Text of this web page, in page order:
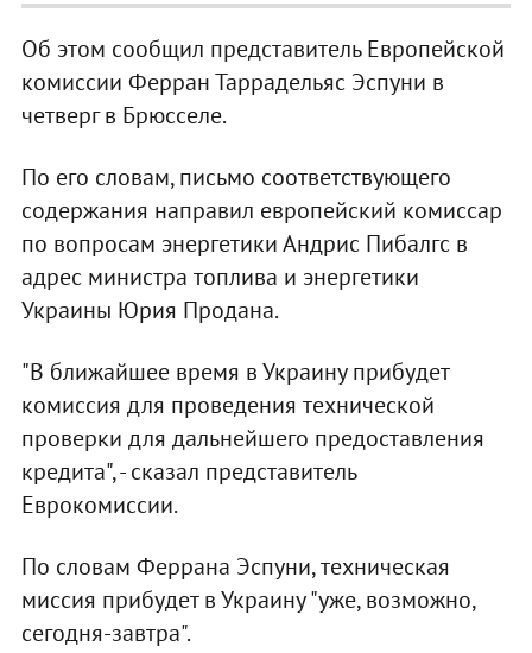
Об этом сообщил представитель Европейской
комиссии Ферран Таррадельяс Эспуни в
четверг в Брюсселе.
По его словам, письмо соответствующего
содержания направил европейский комиссар
по вопросам энергетики Андрис Пибалгс в
адрес министра топлива и энергетики
Украины Юрия Продана.
"В ближайшее время в Украину прибудет
комиссия для проведения технической
проверки для дальнейшего предоставления
кредита", - сказал представитель
Еврокомиссии.
По словам Феррана Эспуни, техническая
миссия прибудет в Украину "уже, возможно,
сегодня-завтра".